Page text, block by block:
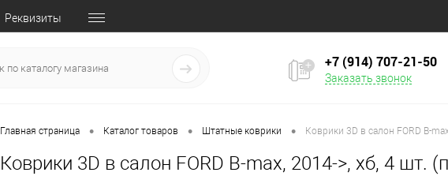
Реквизиты
+7 (914) 707‒21‒50
Заказать звонок
Главная страница • Каталог товаров • Штатные коврики • Коврики 3D в салон FORD B-
Коврики 3D в салон FORD B-max, 2014->, хб, 4 шт.